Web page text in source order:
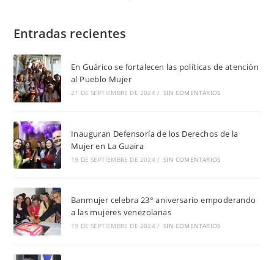
Entradas recientes
En Guárico se fortalecen las políticas de atención
al Pueblo Mujer
21 DE SEPTIEMBRE DE 2024 / SIN COMENTARIOS
Inauguran Defensoría de los Derechos de la
Mujer en La Guaira
19 DE SEPTIEMBRE DE 2024 / SIN COMENTARIOS
Banmujer celebra 23° aniversario empoderando
a las mujeres venezolanas
19 DE SEPTIEMBRE DE 2024 / SIN COMENTARIOS